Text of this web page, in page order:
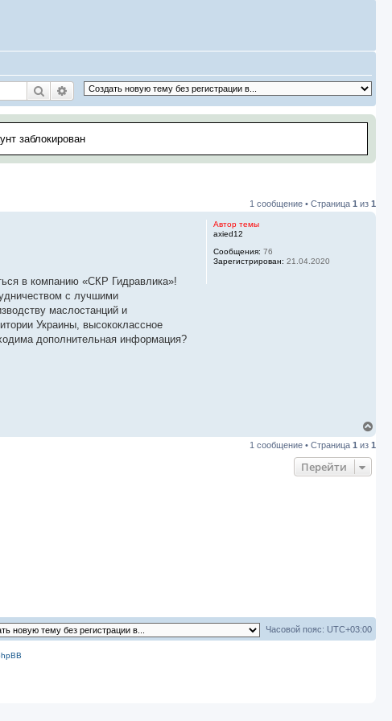
Поиск Расширенный поиск
заблокирован
1 сообщение • Страница 1 из 1
Автор темы
axied12
Сообщения: 76
Зарегистрирован: 21.04.2020
в компанию «СКР Гидравлика»!
с лучшими
маслостанций и
Украины, высококлассное
дополнительная информация?
р
1 сообщение • Страница 1 из 1
Перейти
Часовой пояс: UTC+03:00